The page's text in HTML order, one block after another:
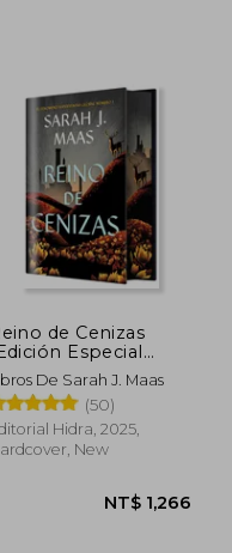
NT$
de Cenizas
Especial
de Sarah j.
Hidra)
Spanish)
De Sarah J. Maas
(50)
Hidra, 2025,
New